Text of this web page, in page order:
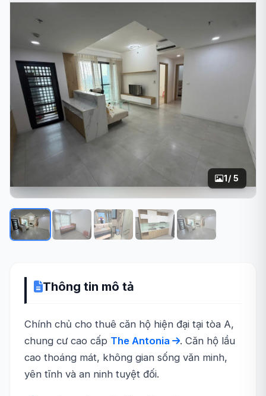
1/ 5
Thông tin mô tả
Chính chủ cho thuê căn hộ hiện đại tại tòa A,
chung cư cao cấp The Antonia
. Căn hộ lầu
cao thoáng mát, không gian sống văn minh,
yên tĩnh và an ninh tuyệt đối.